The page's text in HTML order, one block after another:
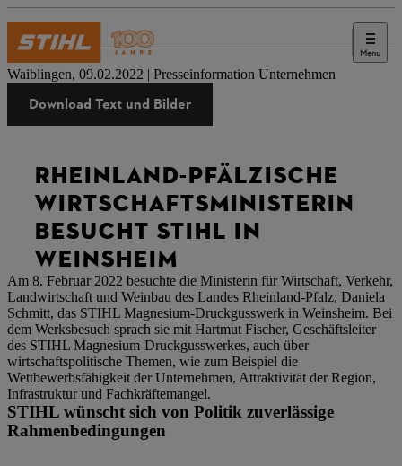
Menu
Presse
Waiblingen, 09.02.2022 | Presseinformation Unternehmen
Download Text und Bilder
RHEINLAND-PFÄLZISCHE
WIRTSCHAFTSMINISTERIN
BESUCHT STIHL IN
WEINSHEIM
Am 8. Februar 2022 besuchte die Ministerin für Wirtschaft, Verkehr,
Landwirtschaft und Weinbau des Landes Rheinland-Pfalz, Daniela
Schmitt, das STIHL Magnesium-Druckgusswerk in Weinsheim. Bei
dem Werksbesuch sprach sie mit Hartmut Fischer, Geschäftsleiter
des STIHL Magnesium-Druckgusswerkes, auch über
wirtschaftspolitische Themen, wie zum Beispiel die
Wettbewerbsfähigkeit der Unternehmen, Attraktivität der Region,
Infrastruktur und Fachkräftemangel.
STIHL wünscht sich von Politik zuverlässige
Rahmenbedingungen